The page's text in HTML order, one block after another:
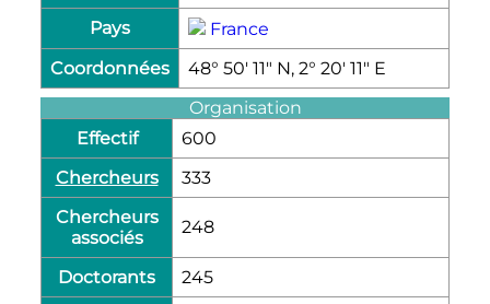
Pays
France
Coordonnées
48° 50′ 11″ N, 2° 20′ 11″ E
Organisation
Effectif
600
Chercheurs
333
Chercheurs
associés
248
Doctorants 245